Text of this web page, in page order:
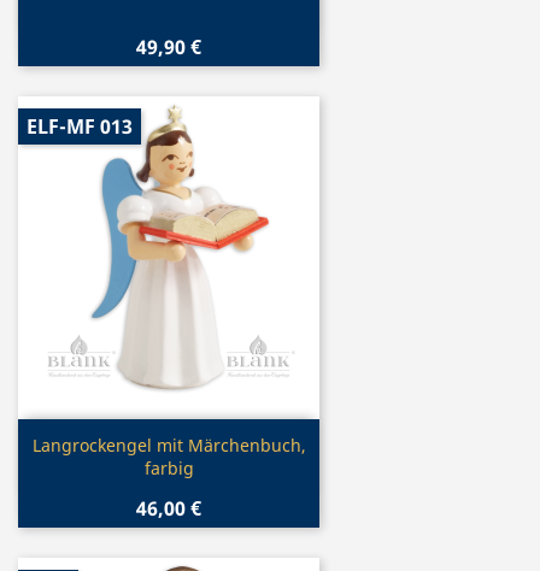
49,90 €
Vorschau
Langrockengel mit Märchenbuch,
farbig
46,00 €
ELF-MF 013